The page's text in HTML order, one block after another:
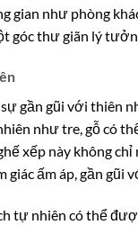
gian như phòng
góc thư giãn lý
gần gũi với thiên
như tre, gỗ có
xếp này không
giác ấm áp, gần gũi
tự nhiên có thể